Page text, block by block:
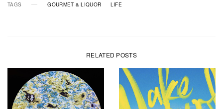
TAGS GOURMET & LIQUOR LIFE
RELATED POSTS